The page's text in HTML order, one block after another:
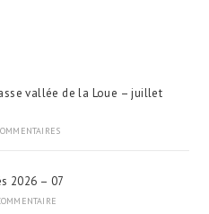
vallée de la Loue – juillet
2026 – 07